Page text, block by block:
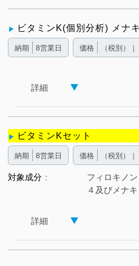
ビタミンK(個別分析) メナ
納期 8営業日 価格 （税別）
詳細
ビタミンKセット
納期 8営業日 価格 （税別）
対象成分
フィロキノ
４及びメナ
詳細